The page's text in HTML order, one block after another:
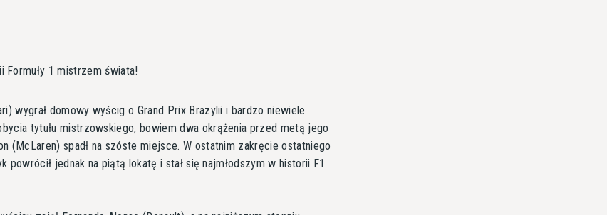
Formuły 1 mistrzem świata!
wygrał domowy wyścig o Grand Prix Brazylii i bardzo niewiele
tytułu mistrzowskiego, bowiem dwa okrążenia przed metą jego
(McLaren) spadł na szóste miejsce. W ostatnim zakręcie ostatniego
powrócił jednak na piątą lokatę i stał się najmłodszym w historii F1